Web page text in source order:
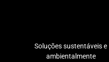
Soluções sustentáveis ​​e
ambientalmente